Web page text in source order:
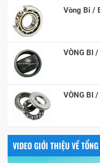
Vòng Bi /
VÒNG BI
VÒNG BI
VIDEO GIỚI THIỆU VỀ